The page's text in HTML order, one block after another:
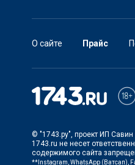
О сайте Прайс
© "1743.ру", проект ИП
1743.ru не несет
содержимого сайта
**Instagram, WhatsApp (Ватсап),